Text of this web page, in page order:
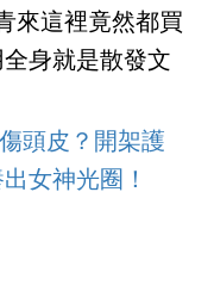
來這裡竟然都買
身就是散發文
頭皮？開架護
女神光圈！